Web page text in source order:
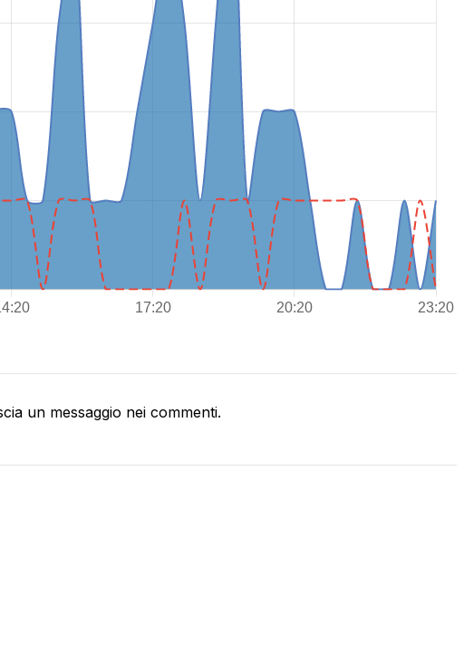
un messaggio nei commenti.